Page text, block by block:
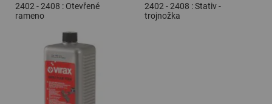
2402 - 2408 : Otevřené
rameno
2402 - 2408 : Stativ -
trojnožka